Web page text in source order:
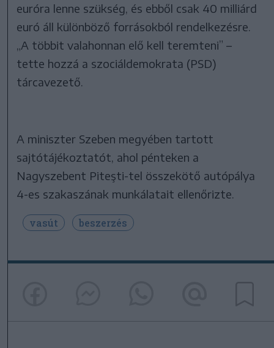
euróra lenne szükség, és ebből csak 40 milliárd
euró áll különböző forrásokból rendelkezésre.
„A többit valahonnan elő kell teremteni” –
tette hozzá a szociáldemokrata (PSD)
tárcavezető.
A miniszter Szeben megyében tartott
sajtótájékoztatót, ahol pénteken a
Nagyszebent Piteşti-tel összekötő autópálya
4-es szakaszának munkálatait ellenőrizte.
vasút beszerzés